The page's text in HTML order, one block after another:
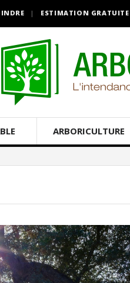
ESTIMATION GRATUITE
ARBORICULTURE